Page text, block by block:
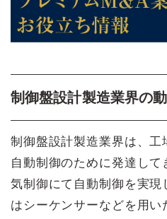
制御盤設計製造業界の
制御盤設計製造業界は、
自動制御のために発達し
気制御にて自動制御を実
はシーケンサーなどを用い